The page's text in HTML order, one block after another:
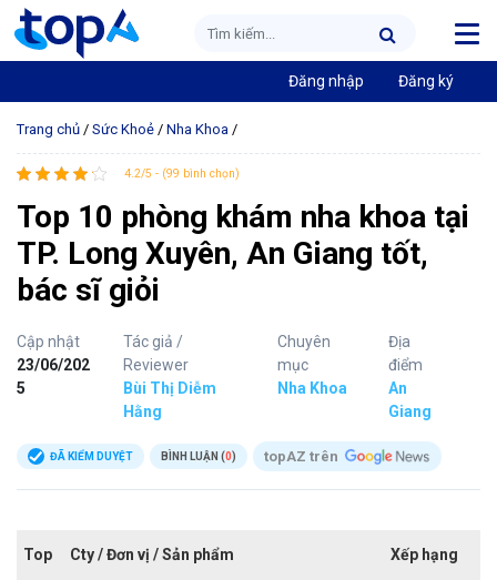
Đăng nhập Đăng ký
Trang chủ / Sức Khoẻ / Nha Khoa /
4.2/5 - (99 bình chọn)
Top 10 phòng khám nha khoa tại
TP. Long Xuyên, An Giang tốt,
bác sĩ giỏi
Cập nhật
23/06/202
5
Tác giả /
Reviewer
Bùi Thị Diễm
Hằng
Chuyên
mục
Nha Khoa
Địa
điểm
An
Giang
ĐÃ KIỂM DUYỆT BÌNH LUẬN (0) topAZ trên
Top Cty / Đơn vị / Sản phẩm Xếp hạng